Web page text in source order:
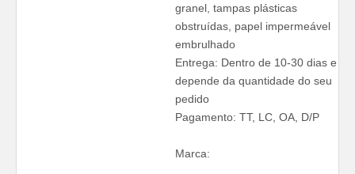
granel, tampas plásticas
obstruídas, papel impermeável
embrulhado
Entrega: Dentro de 10-30 dias e
depende da quantidade do seu
pedido
Pagamento: TT, LC, OA, D/P
Marca: